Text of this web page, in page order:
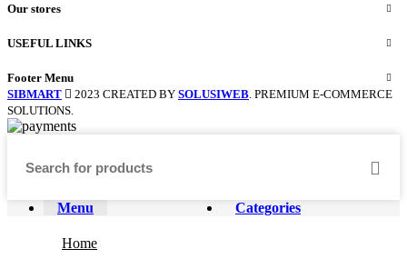
Our stores
USEFUL LINKS
Footer Menu
SIBMART
2023 CREATED BY SOLUSIWEB. PREMIUM E-COMMERCE
SOLUTIONS.
Menu Categories
Home